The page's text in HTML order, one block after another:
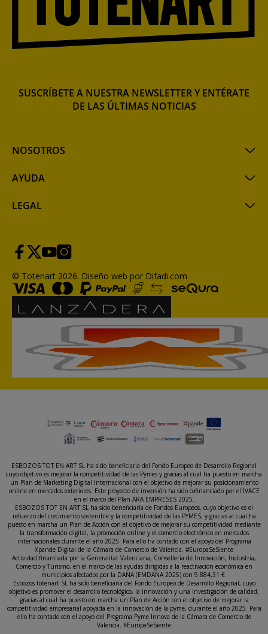
NOSOTROS
AYUDA
LEGAL
SUSCRÍBETE A NUESTRA NEWSLETTER Y ENTÉRATE
DE LAS ÚLTIMAS NOTICIAS
© Totenart 2026. Diseño web por Difadi.com
ESBOZOS TOT EN ART SL ha sido beneficiaria del Fondo Europeo de Desarrollo Regional
cuyo objetivo es mejorar la competitividad de las Pymes y gracias al cual ha puesto en marcha
un Plan de Marketing Digital Internacional con el objetivo de mejorar su posicionamiento
online en mercados exteriores. Este proyecto de inversión ha sido cofinanciado por el IVACE
en el marco del Plan ARA EMPRESES 2025.
ESBOZOS TOT EN ART SL ha sido beneficiaria de Fondos Europeos, cuyo objetivo es el
refuerzo del crecimiento sostenible y la competitividad de las PYMES, y gracias al cual ha
puesto en marcha un Plan de Acción con el objetivo de mejorar su competitividad mediante
la transformación digital, la promoción online y el comercio electrónico en mercados
internacionales durante el año 2025. Para ello ha contado con el apoyo del Programa
Xpande Digital de la Cámara de Comercio de Valencia. #EuropaSeSiente
Actividad financiada por la Generalitat Valenciana, Conselleria de Innovación, Industria,
Comercio y Turismo, en el marco de las ayudas dirigidas a la reactivación económica en
municipios afectados por la DANA (EMDANA 2025) con 9.884,31 €.
Esbozos totenart SL ha sido beneficiaria del Fondo Europeo de Desarrollo Regional, cuyo
objetivo es promover el desarrollo tecnológico, la innovación y una investigación de calidad,
gracias al cual ha puesto en marcha un Plan de Acción con el objetivo de mejorar la
competitividad empresarial apoyada en la innovación de la pyme, durante el año 2025. Para
ello ha contado con el apoyo del Programa Pyme Innova de la Cámara de Comercio de
Valencia. #EuropaSeSiente